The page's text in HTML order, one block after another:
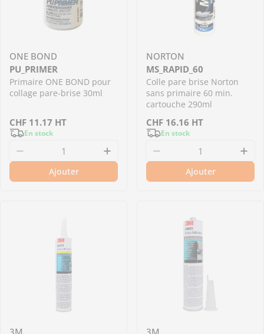
ONE BOND
PU_PRIMER
Primaire ONE BOND pour
collage pare-brise 30ml
Prix
régulier
CHF 11.17 HT
En stock
Diminuer la quantité pour PU_PRIMER -
Augmenter la quantité pour
Ajouter
NORTON
MS_RAPID_60
Colle pare brise Norton
sans primaire 60 min.
cartouche 290ml
Prix
régulier
CHF 16.16 HT
En stock
Diminuer la
Ajouter
3M
3M